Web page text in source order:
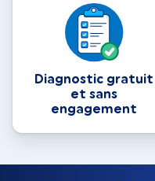
Diagnostic gratuit
et sans
engagement